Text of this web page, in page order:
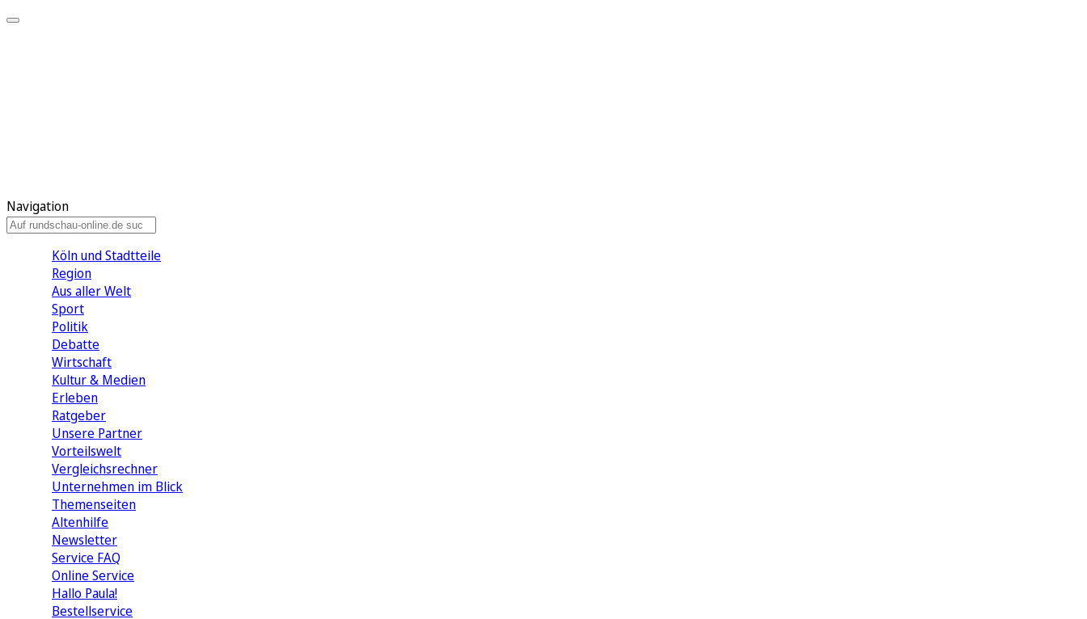
Navigation
Köln und Stadtteile
Region
Aus aller Welt
Sport
Politik
Debatte
Wirtschaft
Kultur & Medien
Erleben
Ratgeber
Unsere Partner
Vorteilswelt
Vergleichsrechner
Unternehmen im Blick
Themenseiten
Altenhilfe
Newsletter
Service FAQ
Online Service
Hallo Paula!
Bestellservice